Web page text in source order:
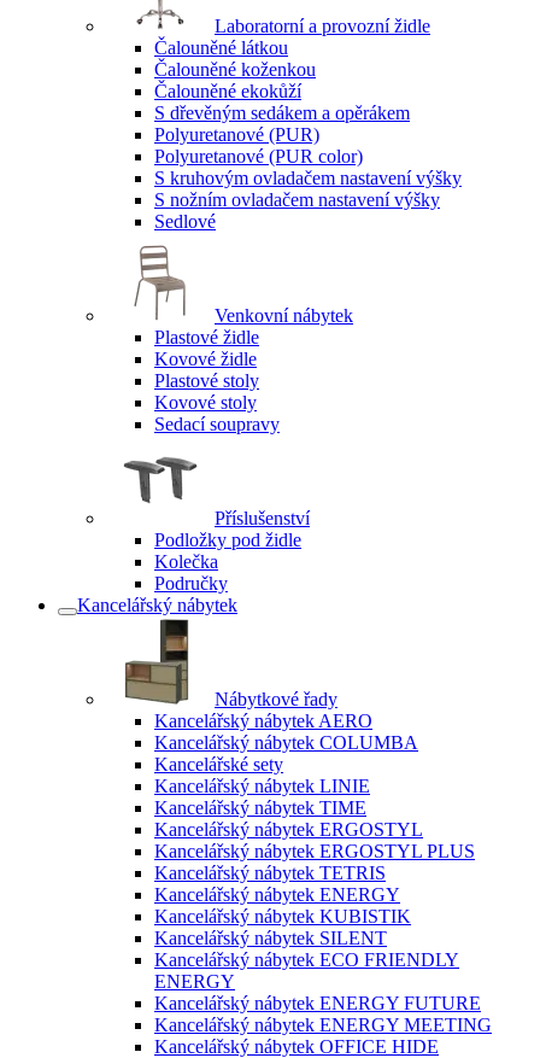
Laboratorní a provozní židle
Čalouněné látkou
Čalouněné koženkou
Čalouněné ekokůží
S dřevěným sedákem a opěrákem
Polyuretanové (PUR)
Polyuretanové (PUR color)
S kruhovým ovladačem nastavení výšky
S nožním ovladačem nastavení výšky
Sedlové
Venkovní nábytek
Plastové židle
Kovové židle
Plastové stoly
Kovové stoly
Sedací soupravy
Příslušenství
Podložky pod židle
Kolečka
Područky
Kancelářský nábytek
Nábytkové řady
Kancelářský nábytek AERO
Kancelářský nábytek COLUMBA
Kancelářské sety
Kancelářský nábytek LINIE
Kancelářský nábytek TIME
Kancelářský nábytek ERGOSTYL
Kancelářský nábytek ERGOSTYL PLUS
Kancelářský nábytek TETRIS
Kancelářský nábytek ENERGY
Kancelářský nábytek KUBISTIK
Kancelářský nábytek SILENT
Kancelářský nábytek ECO FRIENDLY
ENERGY
Kancelářský nábytek ENERGY FUTURE
Kancelářský nábytek ENERGY MEETING
Kancelářský nábytek OFFICE HIDE